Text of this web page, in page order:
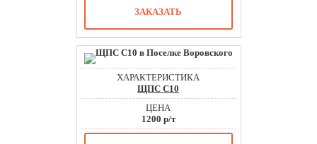
ЗАКАЗАТЬ
ЩПС С10
1200 р/т